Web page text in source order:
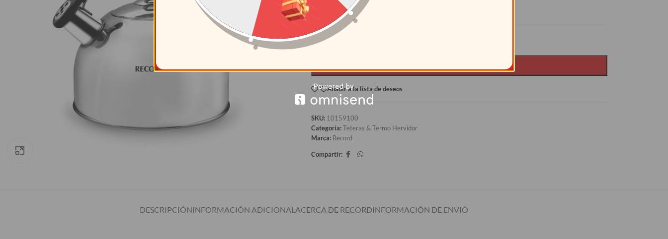
Añadir a la lista de deseos
SKU: 10159100
Categoría:Teteras & Termo Hervidor
Marca: Record
Compartir:
DESCRIPCIÓNINFORMACIÓN ADICIONAL ACERCA DE RECORDINFORMACIÓN DE ENVIÓ